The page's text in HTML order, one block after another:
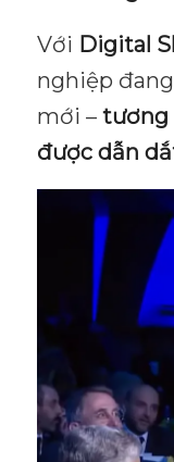
Với Digital
nghiệp
mới – tương
được dẫn